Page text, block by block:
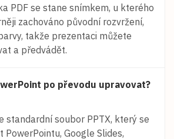
PDF se stane snímkem, u kterého
zachováno původní rozvržení,
takže prezentaci můžete
a předvádět.
po převodu upravovat?
standardní soubor PPTX, který se
Google Slides,